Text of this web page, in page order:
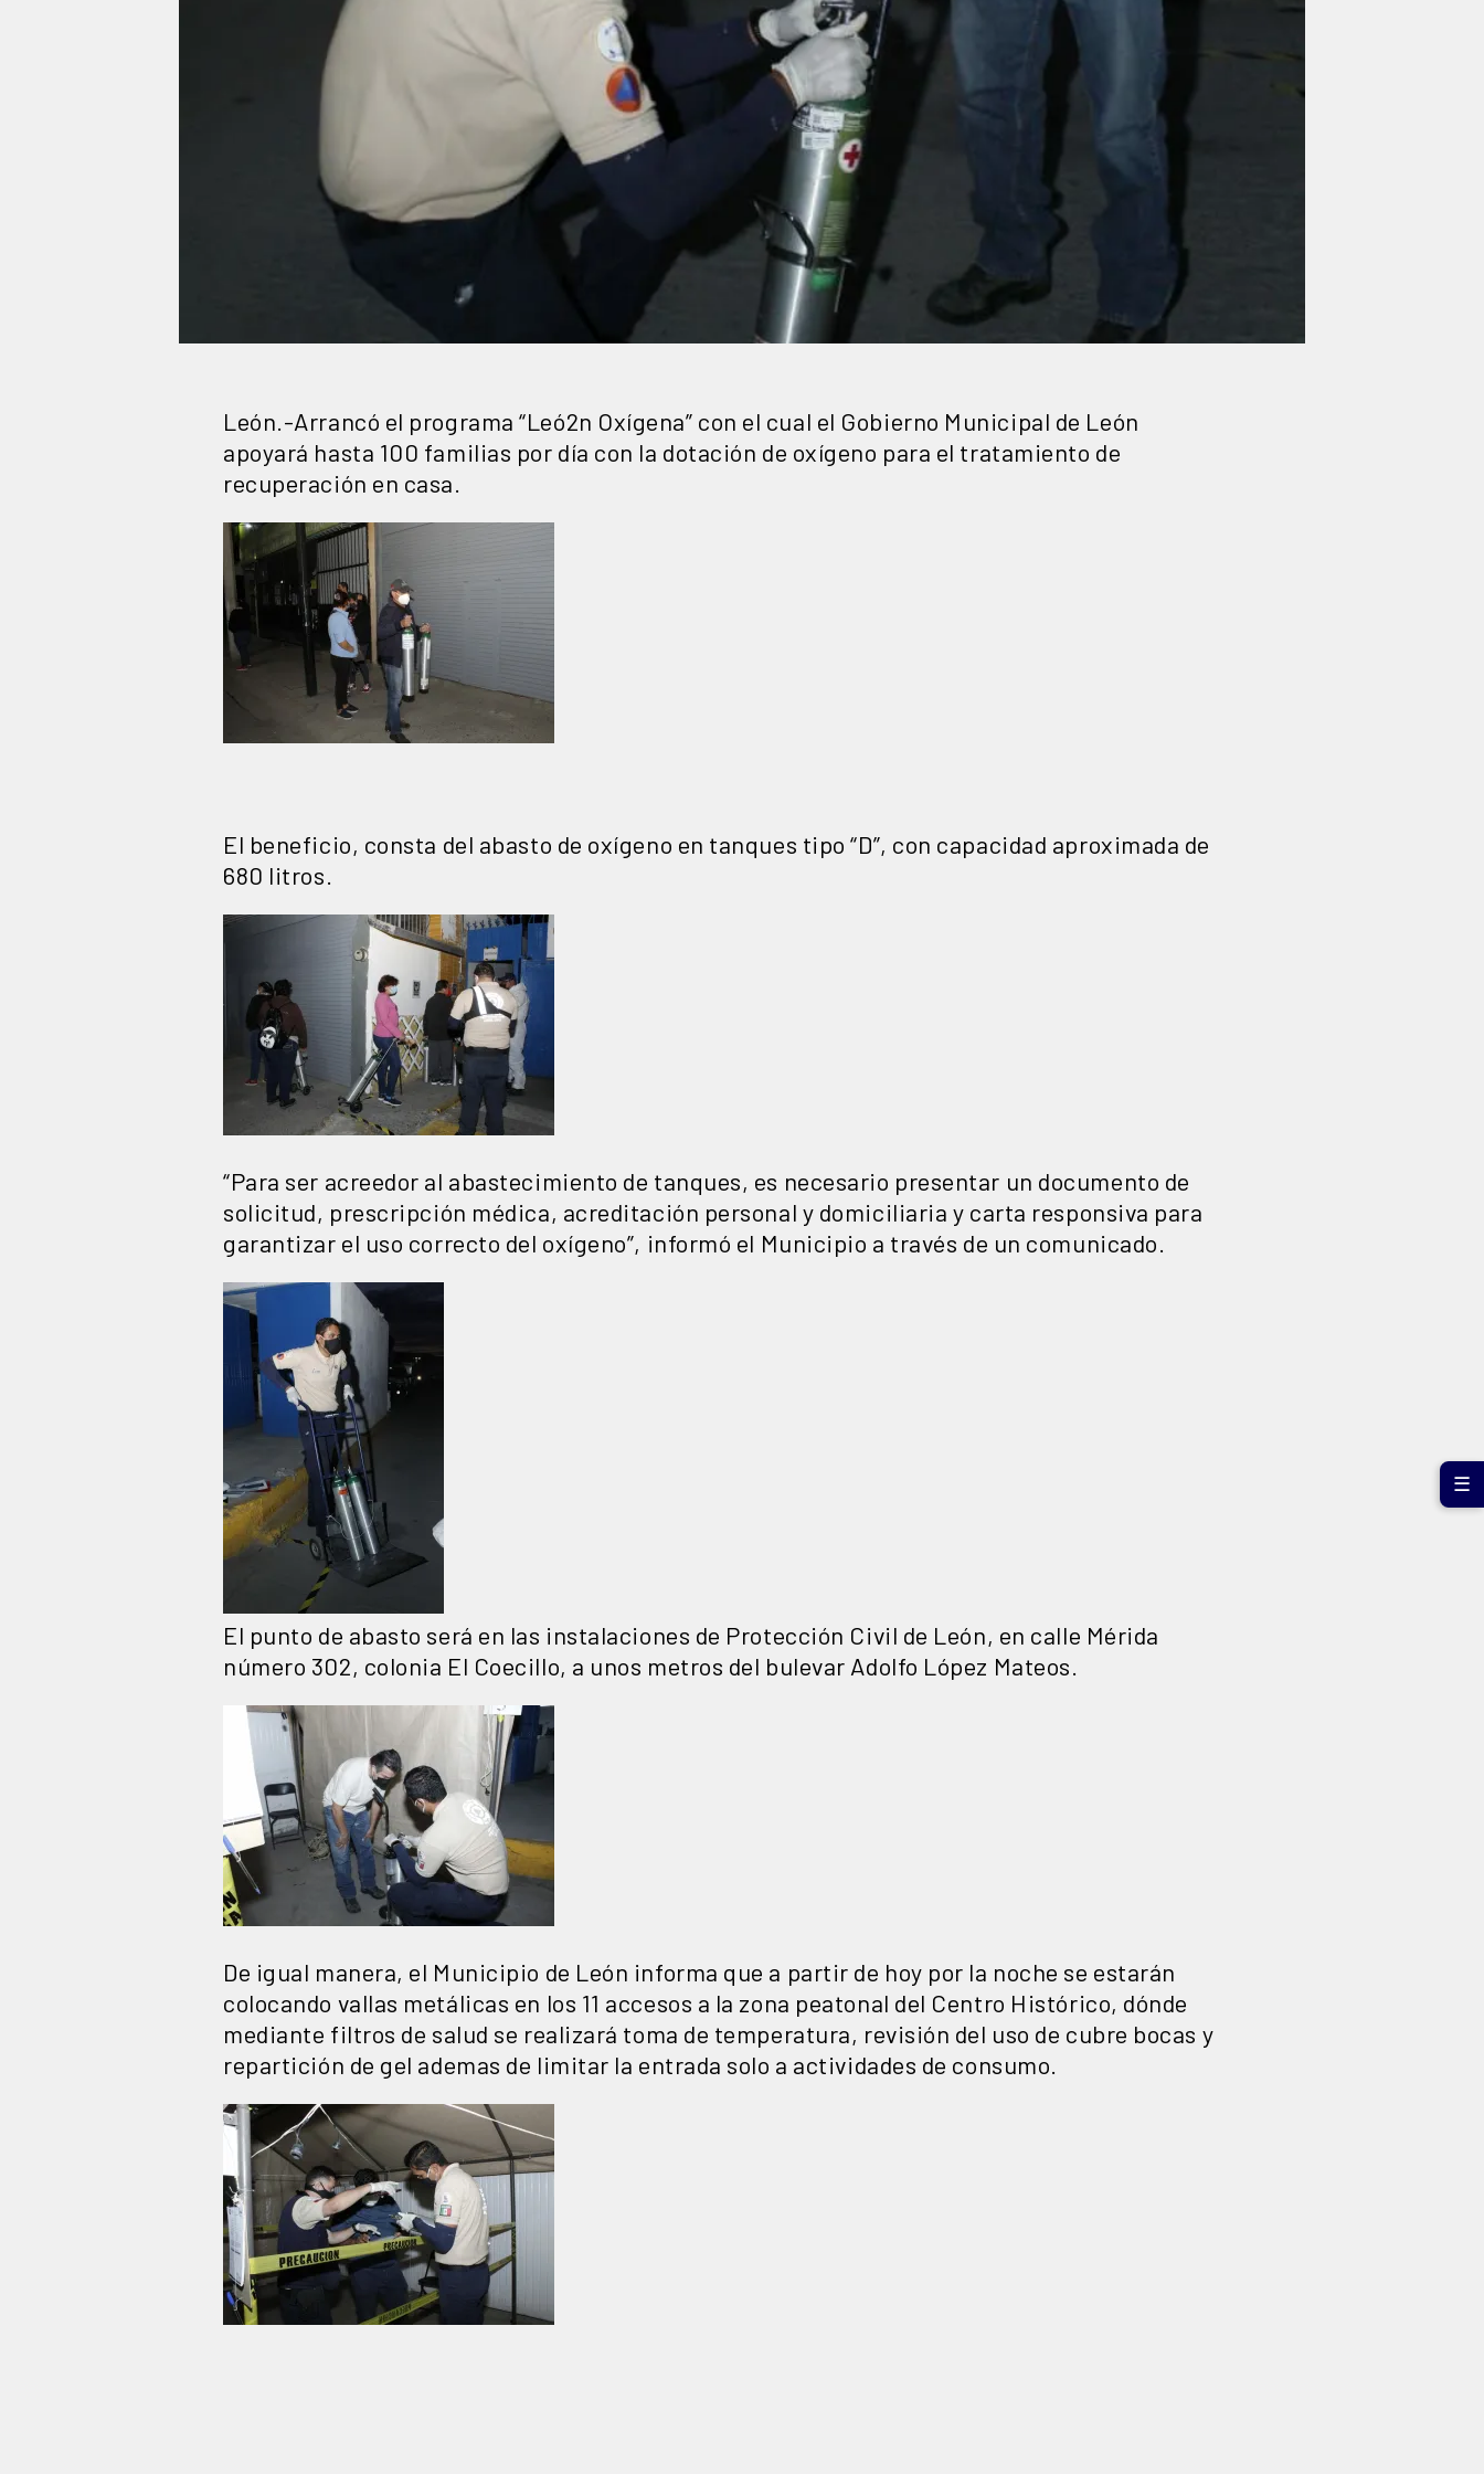
León.-Arrancó el programa “Leó2n Oxígena” con el cual el Gobierno Municipal de León
apoyará hasta 100 familias por día con la dotación de oxígeno para el tratamiento de
recuperación en casa.
El beneficio, consta del abasto de oxígeno en tanques tipo “D”, con capacidad aproximada de
680 litros.
“Para ser acreedor al abastecimiento de tanques, es necesario presentar un documento de
solicitud, prescripción médica, acreditación personal y domiciliaria y carta responsiva para
garantizar el uso correcto del oxígeno”, informó el Municipio a través de un comunicado.
El punto de abasto será en las instalaciones de Protección Civil de León, en calle Mérida
número 302, colonia El Coecillo, a unos metros del bulevar Adolfo López Mateos.
De igual manera, el Municipio de León informa que a partir de hoy por la noche se estarán
colocando vallas metálicas en los 11 accesos a la zona peatonal del Centro Histórico, dónde
mediante filtros de salud se realizará toma de temperatura, revisión del uso de cubre bocas y
repartición de gel ademas de limitar la entrada solo a actividades de consumo.
☰